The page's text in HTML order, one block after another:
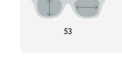
53